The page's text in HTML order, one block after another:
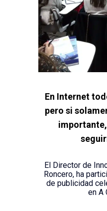
En Internet
pero si
El Director de
Roncero, ha
de publicidad
en A